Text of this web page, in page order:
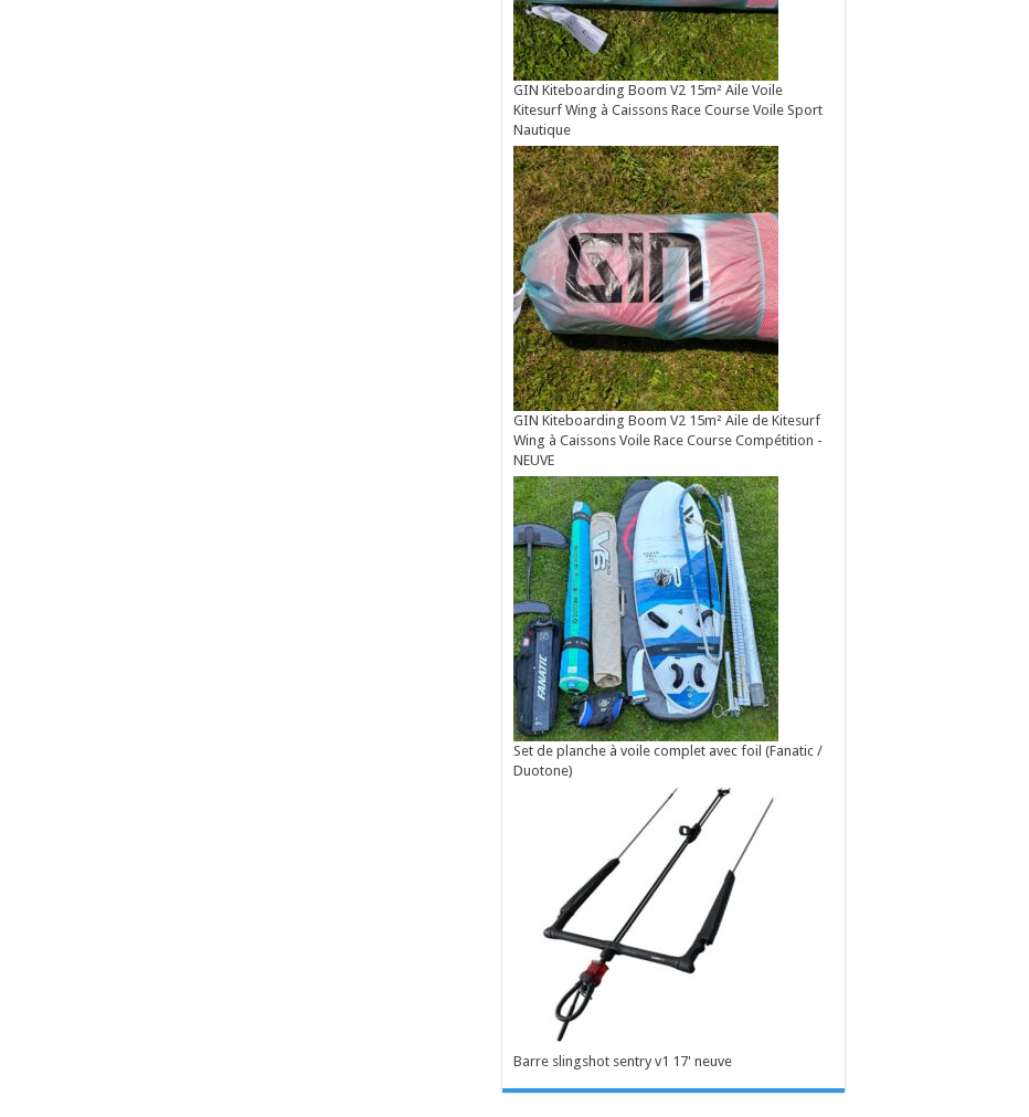
GIN Kiteboarding Boom V2 15m² Aile Voile
Kitesurf Wing à Caissons Race Course Voile Sport
Nautique
GIN Kiteboarding Boom V2 15m² Aile de Kitesurf
Wing à Caissons Voile Race Course Compétition -
NEUVE
Set de planche à voile complet avec foil (Fanatic /
Duotone)
Barre slingshot sentry v1 17' neuve